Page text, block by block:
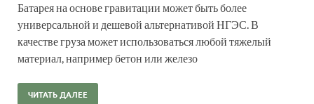
Батарея на основе гравитации может быть более
универсальной и дешевой альтернативой НГЭС. В
качестве груза может использоваться любой тяжелый
материал, например бетон или железо
ЧИТАТЬ ДАЛЕЕ